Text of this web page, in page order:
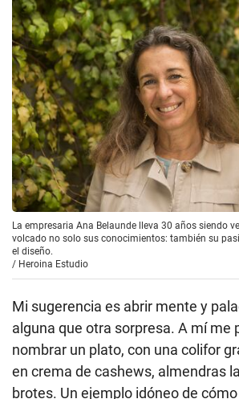
La empresaria Ana Belaunde lleva 30 años siendo
volcado no solo sus conocimientos: también su
el diseño.
/ Heroina Estudio
Mi sugerencia es abrir mente y
alguna que otra sorpresa. A mí me
nombrar un plato, con una colifor
en crema de cashews, almendras
brotes. Un ejemplo idóneo de